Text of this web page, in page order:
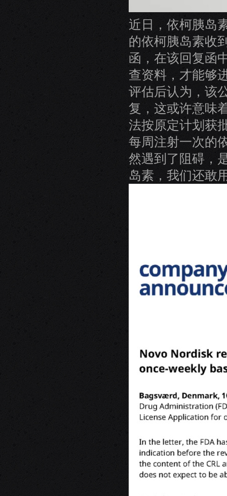
近日，依柯胰岛
的依柯胰岛素收
函，在该回复函
查资料，才能够
评估后认为，该
复，这或许意味
法按原定计划获
每周注射一次的
然遇到了阻碍，
岛素，我们还敢